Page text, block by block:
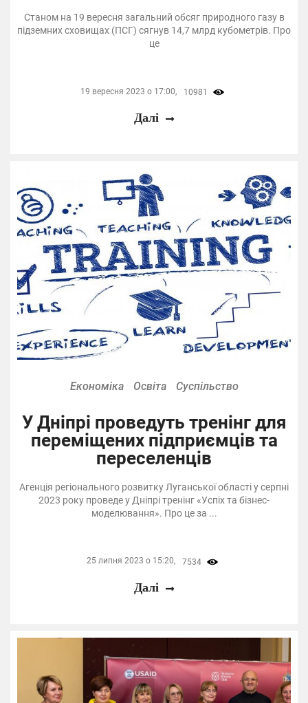
Станом на 19 вересня загальний обсяг природного газу в
підземних сховищах (ПСГ) сягнув 14,7 млрд кубометрів. Про
це
19 вересня 2023 о 17:00, 10981
Далі
Економіка Освіта Суспільство
У Дніпрі проведуть тренінг для
переміщених підприємців та
переселенців
Агенція регіонального розвитку Луганської області у серпні
2023 року проведе у Дніпрі тренінг «Успіх та бізнес-
моделювання». Про це за ...
25 липня 2023 о 15:20, 7534
Далі